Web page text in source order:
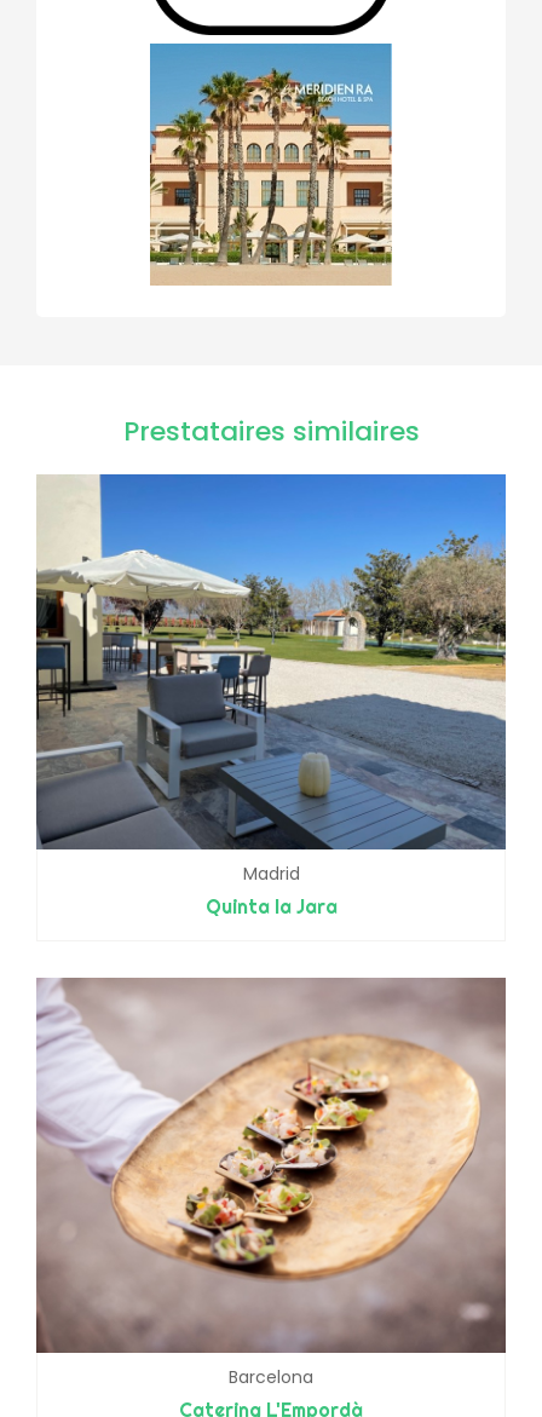
Prestataires similaires
Madrid
Quinta la Jara
Barcelona
Catering L'Empordà